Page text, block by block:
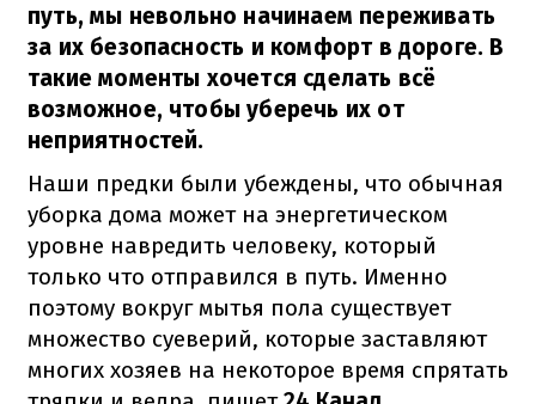
путь, мы невольно начинаем переживать
за их безопасность и комфорт в дороге. В
такие моменты хочется сделать всё
возможное, чтобы уберечь их от
неприятностей.
Наши предки были убеждены, что обычная
уборка дома может на энергетическом
уровне навредить человеку, который
только что отправился в путь. Именно
поэтому вокруг мытья пола существует
множество суеверий, которые заставляют
многих хозяев на некоторое время спрятать